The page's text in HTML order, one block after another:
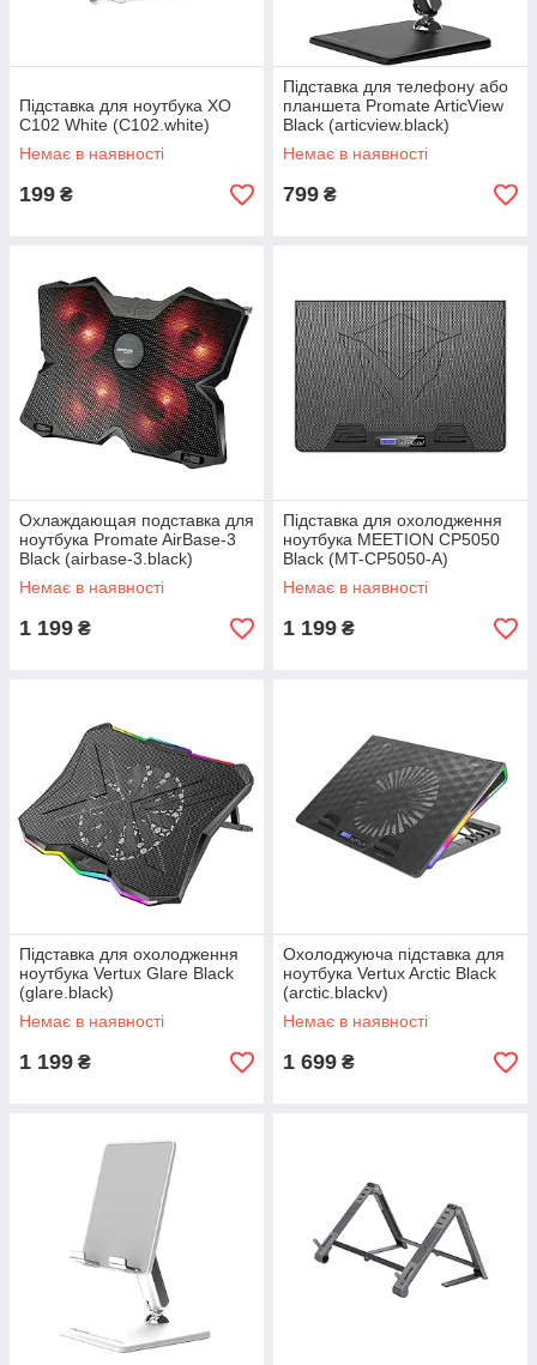
Підставка для ноутбука ХО
С102 White (C102.white)
Немає в наявності
199 ₴
Підставка для телефону або
планшета Promate ArticView
Black (articview.black)
Немає в наявності
799 ₴
Охлаждающая подставка для
ноутбука Promate AirBase-3
Black (airbase-3.black)
Немає в наявності
1 199 ₴
Підставка для охолодження
ноутбука MEETION CP5050
Black (MT-CP5050-A)
Немає в наявності
1 199 ₴
Підставка для охолодження
ноутбука Vertux Glare Black
(glare.black)
Немає в наявності
1 199 ₴
Охолоджуюча підставка для
ноутбука Vertux Arctic Black
(arctic.blackv)
Немає в наявності
1 699 ₴